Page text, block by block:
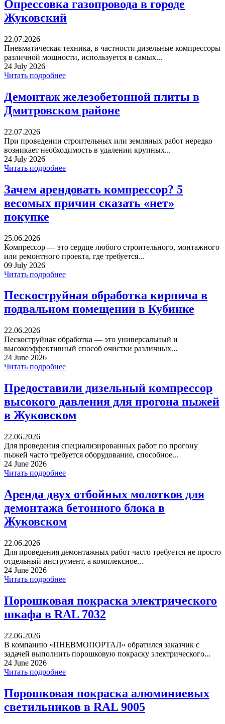
Опрессовка газопровода в городе
Жуковский
22.07.2026
Пневматическая техника, в частности дизельные компрессоры
различной мощности, используется в самых...
24 July 2026
Читать подробнее
Демонтаж железобетонной плиты в
Дмитровском районе
22.07.2026
При проведении строительных или земляных работ нередко
возникает необходимость в удалении крупных...
24 July 2026
Читать подробнее
Зачем арендовать компрессор? 5
весомых причин сказать «нет»
покупке
25.06.2026
Компрессор — это сердце любого строительного, монтажного
или ремонтного проекта, где требуется...
09 July 2026
Читать подробнее
Пескоструйная обработка кирпича в
подвальном помещении в Кубинке
22.06.2026
Пескоструйная обработка — это универсальный и
высокоэффективный способ очистки различных...
24 June 2026
Читать подробнее
Предоставили дизельный компрессор
высокого давления для прогона пыжей
в Жуковском
22.06.2026
Для проведения специализированных работ по прогону
пыжей часто требуется оборудование, способное...
24 June 2026
Читать подробнее
Аренда двух отбойных молотков для
демонтажа бетонного блока в
Жуковском
22.06.2026
Для проведения демонтажных работ часто требуется не просто
отдельный инструмент, а комплексное...
24 June 2026
Читать подробнее
Порошковая покраска электрического
шкафа в RAL 7032
22.06.2026
В компанию «ПНЕВМОПОРТАЛ» обратился заказчик с
задачей выполнить порошковую покраску электрического...
24 June 2026
Читать подробнее
Порошковая покраска алюминиевых
светильников в RAL 9005